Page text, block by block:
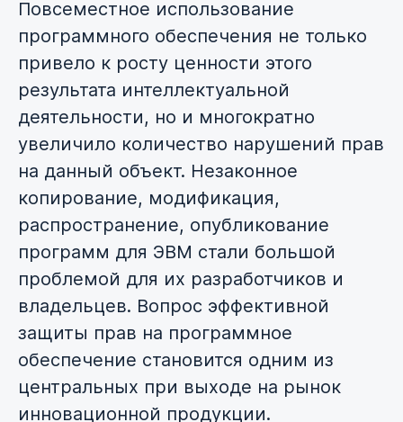
Повсеместное использование
программного обеспечения не только
привело к росту ценности этого
результата интеллектуальной
деятельности, но и многократно
увеличило количество нарушений прав
на данный объект. Незаконное
копирование, модификация,
распространение, опубликование
программ для ЭВМ стали большой
проблемой для их разработчиков и
владельцев. Вопрос эффективной
защиты прав на программное
обеспечение становится одним из
центральных при выходе на рынок
инновационной продукции.